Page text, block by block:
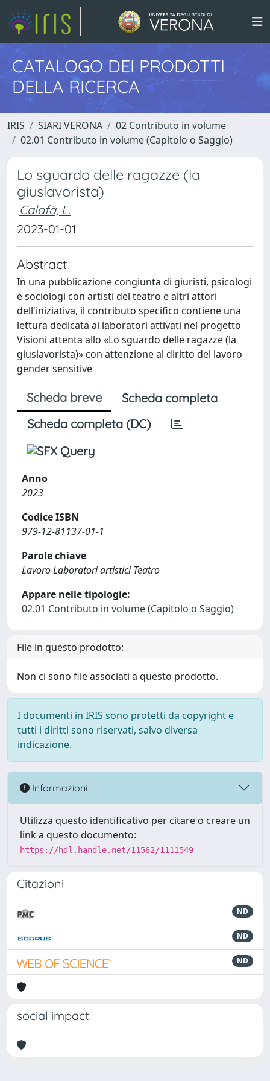
CATALOGO DEI PRODOTTI
DELLA RICERCA
IRIS SIARI VERONA
02 Contributo in volume
02.01 Contributo in volume (Capitolo o Saggio)
Lo sguardo delle ragazze (la
giuslavorista)
Calafà, L.
2023-01-01
Abstract
In una pubblicazione congiunta di giuristi, psicologi
e sociologi con artisti del teatro e altri attori
dell'iniziativa, il contributo specifico contiene una
lettura dedicata ai laboratori attivati nel progetto
Visioni attenta allo «Lo sguardo delle ragazze (la
giuslavorista)» con attenzione al diritto del lavoro
gender sensitive
Scheda breve
Scheda completa
Scheda completa (DC)
Anno
2023
Codice ISBN
979-12-81137-01-1
Parole chiave
Lavoro Laboratori artistici Teatro
Appare nelle tipologie:
02.01 Contributo in volume (Capitolo o Saggio)
File in questo prodotto:
Non ci sono file associati a questo prodotto.
I documenti in IRIS sono protetti da copyright e
tutti i diritti sono riservati, salvo diversa
indicazione.
Informazioni
Utilizza questo identificativo per citare o creare un
link a questo documento:
https://hdl.handle.net/11562/1111549
Citazioni
ND
ND
ND
social impact